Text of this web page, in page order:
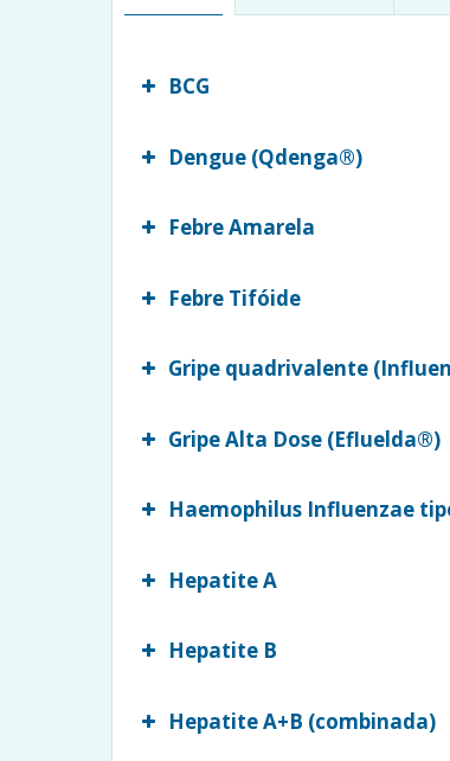
BCG
Dengue (Qdenga®)
Febre Amarela
Febre Tifóide
Gripe quadrivalente
Gripe Alta Dose (Efluelda®)
Haemophilus Influenzae
Hepatite A
Hepatite B
Hepatite A+B (combinada)